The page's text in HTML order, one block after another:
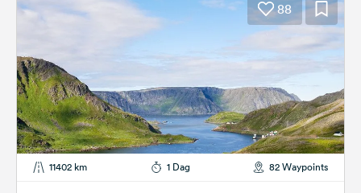
88
11402 km 1 Dag 82 Waypoints